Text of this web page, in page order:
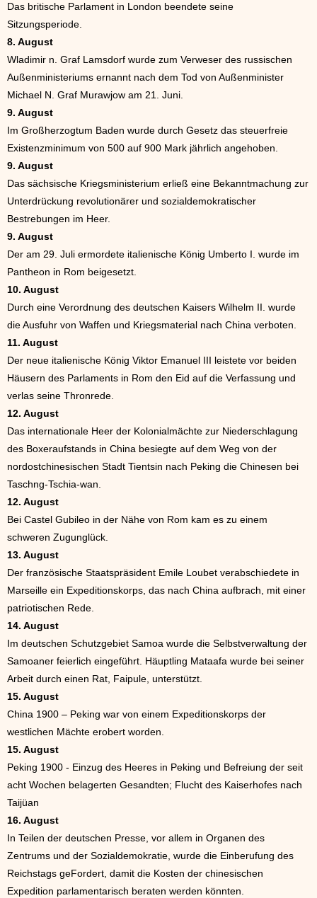
Das britische Parlament in London beendete seine
Sitzungsperiode.
8. August
Wladimir n. Graf Lamsdorf wurde zum Verweser des russischen
Außenministeriums ernannt nach dem Tod von Außenminister
Michael N. Graf Murawjow am 21. Juni.
9. August
Im Großherzogtum Baden wurde durch Gesetz das steuerfreie
Existenzminimum von 500 auf 900 Mark jährlich angehoben.
9. August
Das sächsische Kriegsministerium erließ eine Bekanntmachung zur
Unterdrückung revolutionärer und sozialdemokratischer
Bestrebungen im Heer.
9. August
Der am 29. Juli ermordete italienische König Umberto I. wurde im
Pantheon in Rom beigesetzt.
10. August
Durch eine Verordnung des deutschen Kaisers Wilhelm II. wurde
die Ausfuhr von Waffen und Kriegsmaterial nach China verboten.
11. August
Der neue italienische König Viktor Emanuel III leistete vor beiden
Häusern des Parlaments in Rom den Eid auf die Verfassung und
verlas seine Thronrede.
12. August
Das internationale Heer der Kolonialmächte zur Niederschlagung
des Boxeraufstands in China besiegte auf dem Weg von der
nordostchinesischen Stadt Tientsin nach Peking die Chinesen bei
Taschng-Tschia-wan.
12. August
Bei Castel Gubileo in der Nähe von Rom kam es zu einem
schweren Zugunglück.
13. August
Der französische Staatspräsident Emile Loubet verabschiedete in
Marseille ein Expeditionskorps, das nach China aufbrach, mit einer
patriotischen Rede.
14. August
Im deutschen Schutzgebiet Samoa wurde die Selbstverwaltung der
Samoaner feierlich eingeführt. Häuptling Mataafa wurde bei seiner
Arbeit durch einen Rat, Faipule, unterstützt.
15. August
China 1900 – Peking war von einem Expeditionskorps der
westlichen Mächte erobert worden.
15. August
Peking 1900 - Einzug des Heeres in Peking und Befreiung der seit
acht Wochen belagerten Gesandten; Flucht des Kaiserhofes nach
Taijüan
16. August
In Teilen der deutschen Presse, vor allem in Organen des
Zentrums und der Sozialdemokratie, wurde die Einberufung des
Reichstags geFordert, damit die Kosten der chinesischen
Expedition parlamentarisch beraten werden könnten.